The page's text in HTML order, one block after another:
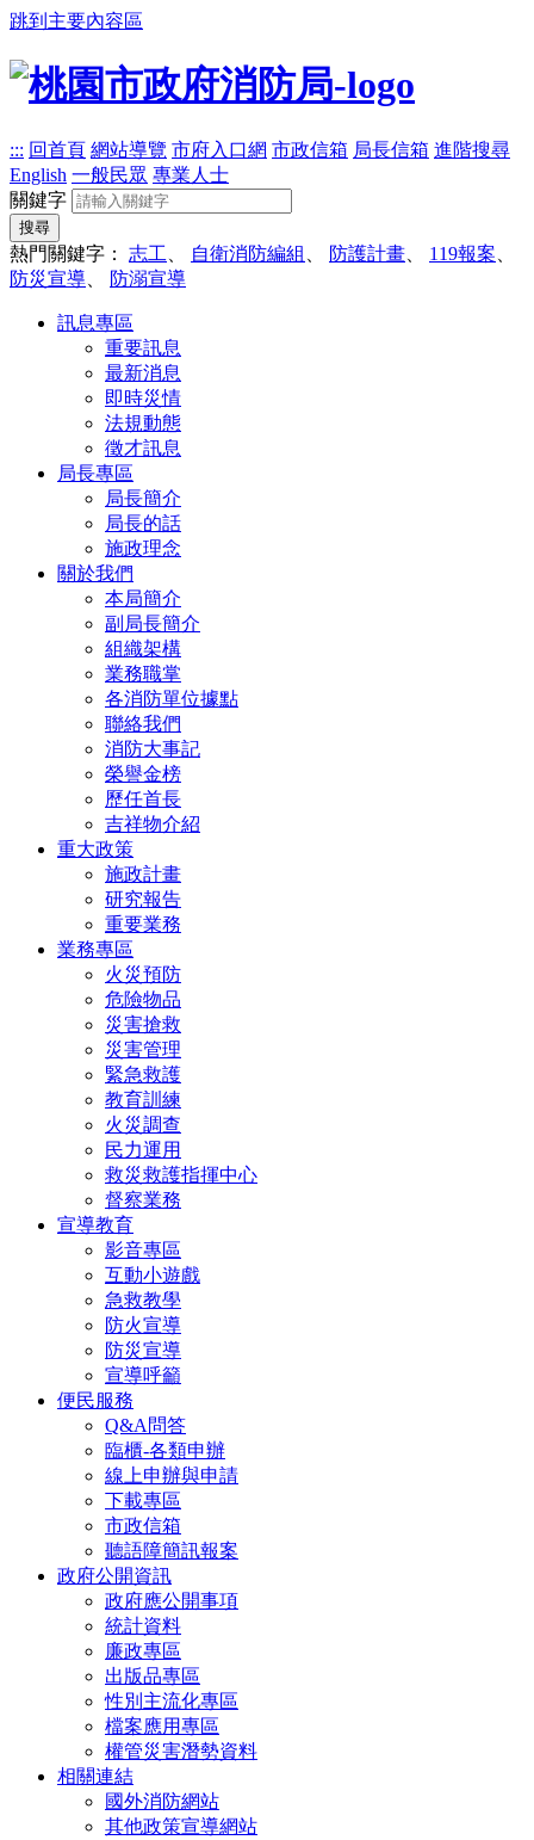
跳到主要內容區
::: 回首頁 網站導覽 市府入口網 市政信箱 局長信箱 進階搜尋
English 一般民眾 專業人士
關鍵字
搜尋
熱門關鍵字： 志工 自衛消防編組 防護計畫 119報案
防災宣導
防溺宣導
訊息專區
重要訊息
最新消息
即時災情
法規動態
徵才訊息
局長專區
局長簡介
局長的話
施政理念
關於我們
本局簡介
副局長簡介
組織架構
業務職掌
各消防單位據點
聯絡我們
消防大事記
榮譽金榜
歷任首長
吉祥物介紹
重大政策
施政計畫
研究報告
重要業務
業務專區
火災預防
危險物品
災害搶救
災害管理
緊急救護
教育訓練
火災調查
民力運用
救災救護指揮中心
督察業務
宣導教育
影音專區
互動小遊戲
急救教學
防火宣導
防災宣導
宣導呼籲
便民服務
Q&A問答
臨櫃-各類申辦
線上申辦與申請
下載專區
市政信箱
聽語障簡訊報案
政府公開資訊
政府應公開事項
統計資料
廉政專區
出版品專區
性別主流化專區
檔案應用專區
權管災害潛勢資料
相關連結
國外消防網站
其他政策宣導網站